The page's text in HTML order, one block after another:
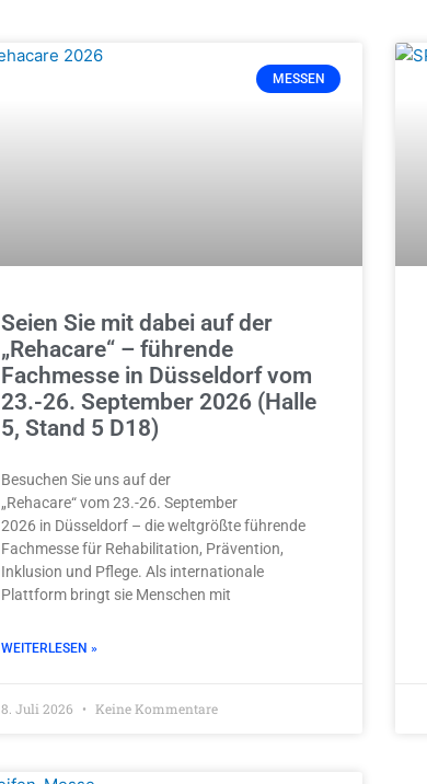
MESSEN
Seien Sie mit dabei auf der
„Rehacare“ – führende
Fachmesse in Düsseldorf vom
23.-26. September 2026 (Halle
5, Stand 5 D18)
Besuchen Sie uns auf der
„Rehacare“ vom 23.-26. September
2026 in Düsseldorf – die weltgrößte führende
Fachmesse für Rehabilitation, Prävention,
Inklusion und Pflege. Als internationale
Plattform bringt sie Menschen mit
WEITERLESEN »
8. Juli 2026 Keine Kommentare